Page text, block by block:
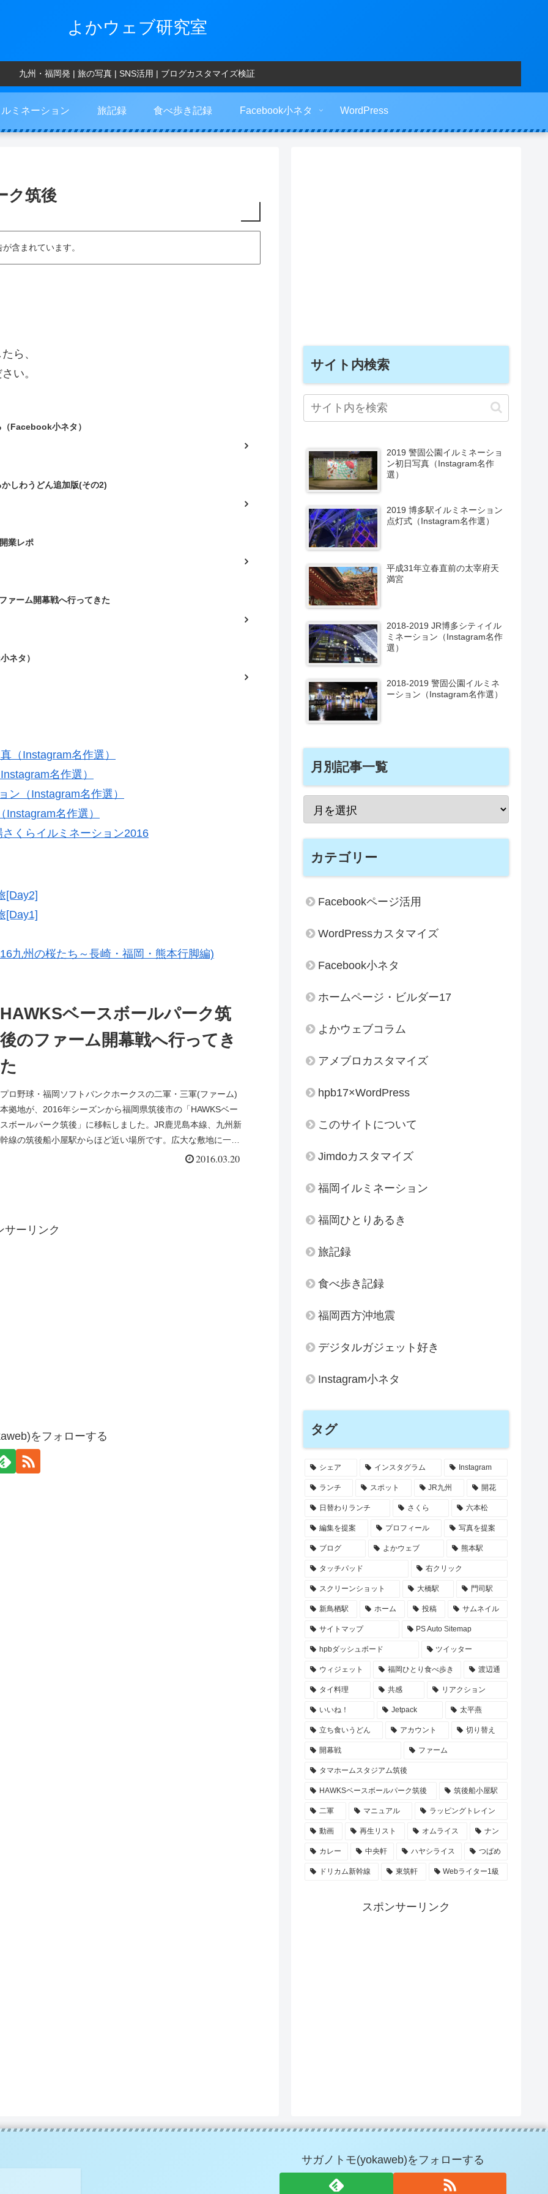
よかウェブ研究室
九州・福岡発 | 旅の写真 | SNS活用 | ブログカスタマイズ検証
ミネーション 旅記録 食べ歩き記録 Facebook小ネタ WordPress
ク筑後
含まれています。
ら、
い。
Facebook小ネタ）
しわうどん追加版(その2)
業レポ
ァーム開幕戦へ行ってきた
ネタ）
（Instagram名作選）
名作選）
ン（Instagram名作選）
名作選）
くらイルミネーション2016
[Day2]
[Day1]
九州の桜たち～長崎・福岡・熊本行脚編)
HAWKSベースボールパーク筑
後のファーム開幕戦へ行ってき
た
プロ野球・福岡ソフトバンクホークスの二軍・三軍(ファーム)
本拠地が、2016年シーズンから福岡県筑後市の「HAWKSベー
スボールパーク筑後」に移転しました。JR鹿児島本線、九州新
幹線の筑後船小屋駅からほど近い場所です。広大な敷地に一軍
2016.03.20
サーリンク
をフォローする
サイト内検索
2019 警固公園イルミネーショ
ン初日写真（Instagram名作
選）
2019 博多駅イルミネーション
点灯式（Instagram名作選）
平成31年立春直前の太宰府天
満宮
2018-2019 JR博多シティイル
ミネーション（Instagram名作
選）
2018-2019 警固公園イルミネ
ーション（Instagram名作選）
月別記事一覧
カテゴリー
Facebookページ活用
WordPressカスタマイズ
Facebook小ネタ
ホームページ・ビルダー17
よかウェブコラム
アメブロカスタマイズ
hpb17×WordPress
このサイトについて
Jimdoカスタマイズ
福岡イルミネーション
福岡ひとりあるき
旅記録
食べ歩き記録
福岡西方沖地震
デジタルガジェット好き
Instagram小ネタ
タグ
シェア インスタグラム Instagram
ランチ スポット JR九州 開花
日替わりランチ さくら 六本松
編集を提案 プロフィール 写真を提案
ブログ よかウェブ 熊本駅
タッチパッド 右クリック
スクリーンショット 大橋駅 門司駅
新鳥栖駅 ホーム 投稿 サムネイル
サイトマップ PS Auto Sitemap
hpbダッシュボード ツイッター
ウィジェット 福岡ひとり食べ歩き 渡辺通
タイ料理 共感 リアクション
いいね！ Jetpack 太平燕
立ち食いうどん アカウント 切り替え
開幕戦 ファーム
タマホームスタジアム筑後
HAWKSベースボールパーク筑後 筑後船小屋駅
二軍 マニュアル ラッピングトレイン
動画 再生リスト オムライス ナン
カレー 中央軒 ハヤシライス つばめ
ドリカム新幹線 東筑軒 Webライター1級
スポンサーリンク
サガノトモ(yokaweb)をフォローする